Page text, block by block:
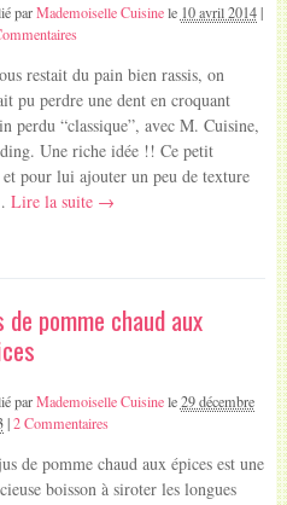
parMademoiselle Cuisinele 10 avril 2014|
restait du pain bien rassis, on
pu perdre une dent en croquant
perdu “classique”, avec M. Cuisine,
Une riche idée !! Ce petit
pour lui ajouter un peu de texture
Lire la suite →
de pomme chaud aux
parMademoiselle Cuisinele29 décembre
|2 Commentaires
de pomme chaud aux épices est une
boisson à siroter les longues